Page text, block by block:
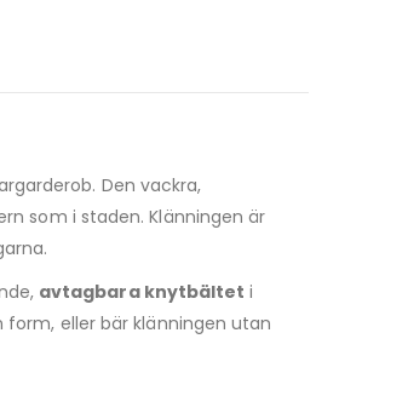
Den vackra,
som i staden. Klänningen är
avtagbara knytbältet i
eller bär klänningen utan